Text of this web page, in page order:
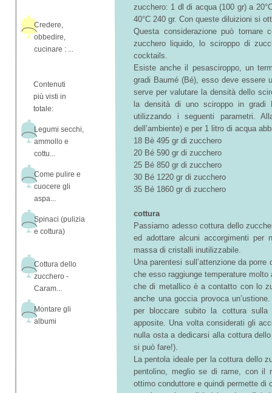
Credere,
obbedire,
cucinare : ...
Contenuti
più visti in
totale:
Legumi secchi,
ammollo e
cottu...
Come pulire e
cuocere gli
aspa...
Spinaci (pulizia
e cottura)
Cottura dello
zucchero -
Caram...
Montare gli
albumi
zucchero: 1 dl di acqua (100 gr) a
40°C 240 gr. Con queste diluizioni si
Questa considerazione può tornare
zucchero liquido, lo sciroppo di
cocktails.
Esiste anche il pesasciroppo, un
gradi Baumé (Bé), esso deve essere
serve per valutare la densità dello
la densità di uno sciroppo in gradi
utilizzando i seguenti parametri.
dell’ambiente) e per 1 litro di acqua
18 Bè 495 gr di zucchero
20 Bé 590 gr di zucchero
25 Bé 850 gr di zucchero
30 Bé 1220 gr di zucchero
35 Bé 1860 gr di zucchero
cottura
Passiamo adesso cottura dello
ed adottare alcuni accorgimenti per
massa di cristalli inutilizzabile.
Una parentesi sull’attenzione da
che esso raggiunge temperature
che di metallico è a contatto con lo
anche una goccia provoca
per bloccare subito la cottura
apposite. Una volta considerati gli
nulla osta a dedicarsi alla cottura
si può fare!).
La pentola ideale per la cottura dello
pentolino, meglio se di rame, con il
ottimo conduttore e quindi permette di